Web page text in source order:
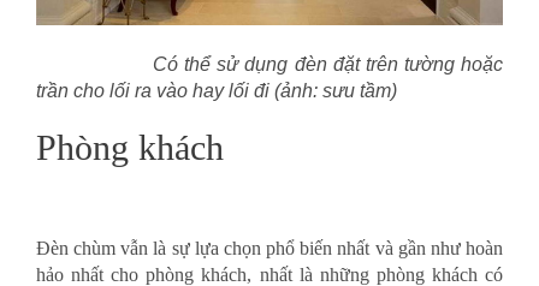
Có thể sử dụng đèn đặt trên tường hoặc
trần cho lối ra vào hay lối đi (ảnh: sưu tầm)
Phòng khách
Đèn chùm vẫn là sự lựa chọn phổ biến nhất và gần như hoàn
hảo nhất cho phòng khách, nhất là những phòng khách có